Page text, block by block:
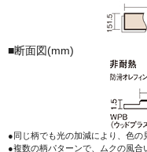
■断面図(mm)
●同じ柄でも光の加減により、色の
●複数の柄パターンで、ムクの風合